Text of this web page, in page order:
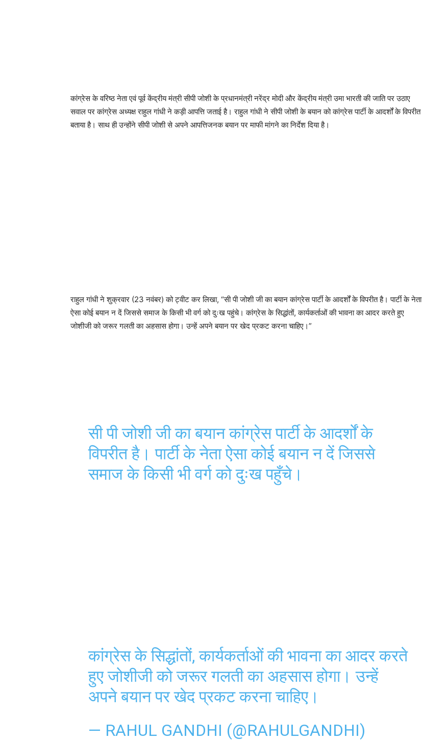
कांग्रेस के वरिष्ठ नेता एवं पूर्व केंद्रीय मंत्री सीपी जोशी के प्रधानमंत्री नरेंद्र मोदी और केंद्रीय मंत्री उमा भारती की जाति पर उठाए
सवाल पर कांग्रेस अध्यक्ष राहुल गांधी ने कड़ी आपत्ति जताई है। राहुल गांधी ने सीपी जोशी के बयान को कांग्रेस पार्टी के आदर्शों के विपरीत
बताया है। साथ ही उन्होंने सीपी जोशी से अपने आपत्तिजनक बयान पर माफी मांगने का निर्देश दिया है।
राहुल गांधी ने शुक्रवार (23 नवंबर) को ट्वीट कर लिखा, “सी पी जोशी जी का बयान कांग्रेस पार्टी के आदर्शों के विपरीत है। पार्टी के नेता
ऐसा कोई बयान न दें जिससे समाज के किसी भी वर्ग को दुःख पहुंचे। कांग्रेस के सिद्धांतों, कार्यकर्ताओं की भावना का आदर करते हुए
जोशीजी को जरूर गलती का अहसास होगा। उन्हें अपने बयान पर खेद प्रकट करना चाहिए।”
सी पी जोशी जी का बयान कांग्रेस पार्टी के आदर्शों के
विपरीत है। पार्टी के नेता ऐसा कोई बयान न दें जिससे
समाज के किसी भी वर्ग को दुःख पहुँचे।
कांग्रेस के सिद्धांतों, कार्यकर्ताओं की भावना का आदर करते
हुए जोशीजी को जरूर गलती का अहसास होगा। उन्हें
अपने बयान पर खेद प्रकट करना चाहिए।
— RAHUL GANDHI (@RAHULGANDHI)